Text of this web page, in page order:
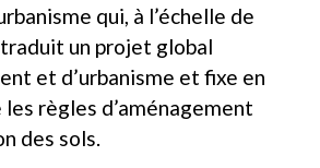
qui, à l’échelle de
un projet global
et d’urbanisme et fixe en
les règles d’aménagement
des sols.